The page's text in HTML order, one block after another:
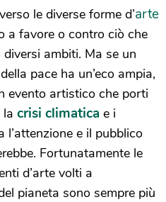
le diverse forme d’arte
a favore o contro ciò che
ambiti. Ma se un
pace ha un’eco ampia,
evento artistico che porti
la crisi climatica e i
l’attenzione e il pubblico
Fortunatamente le
d’arte volti a
pianeta sono sempre più